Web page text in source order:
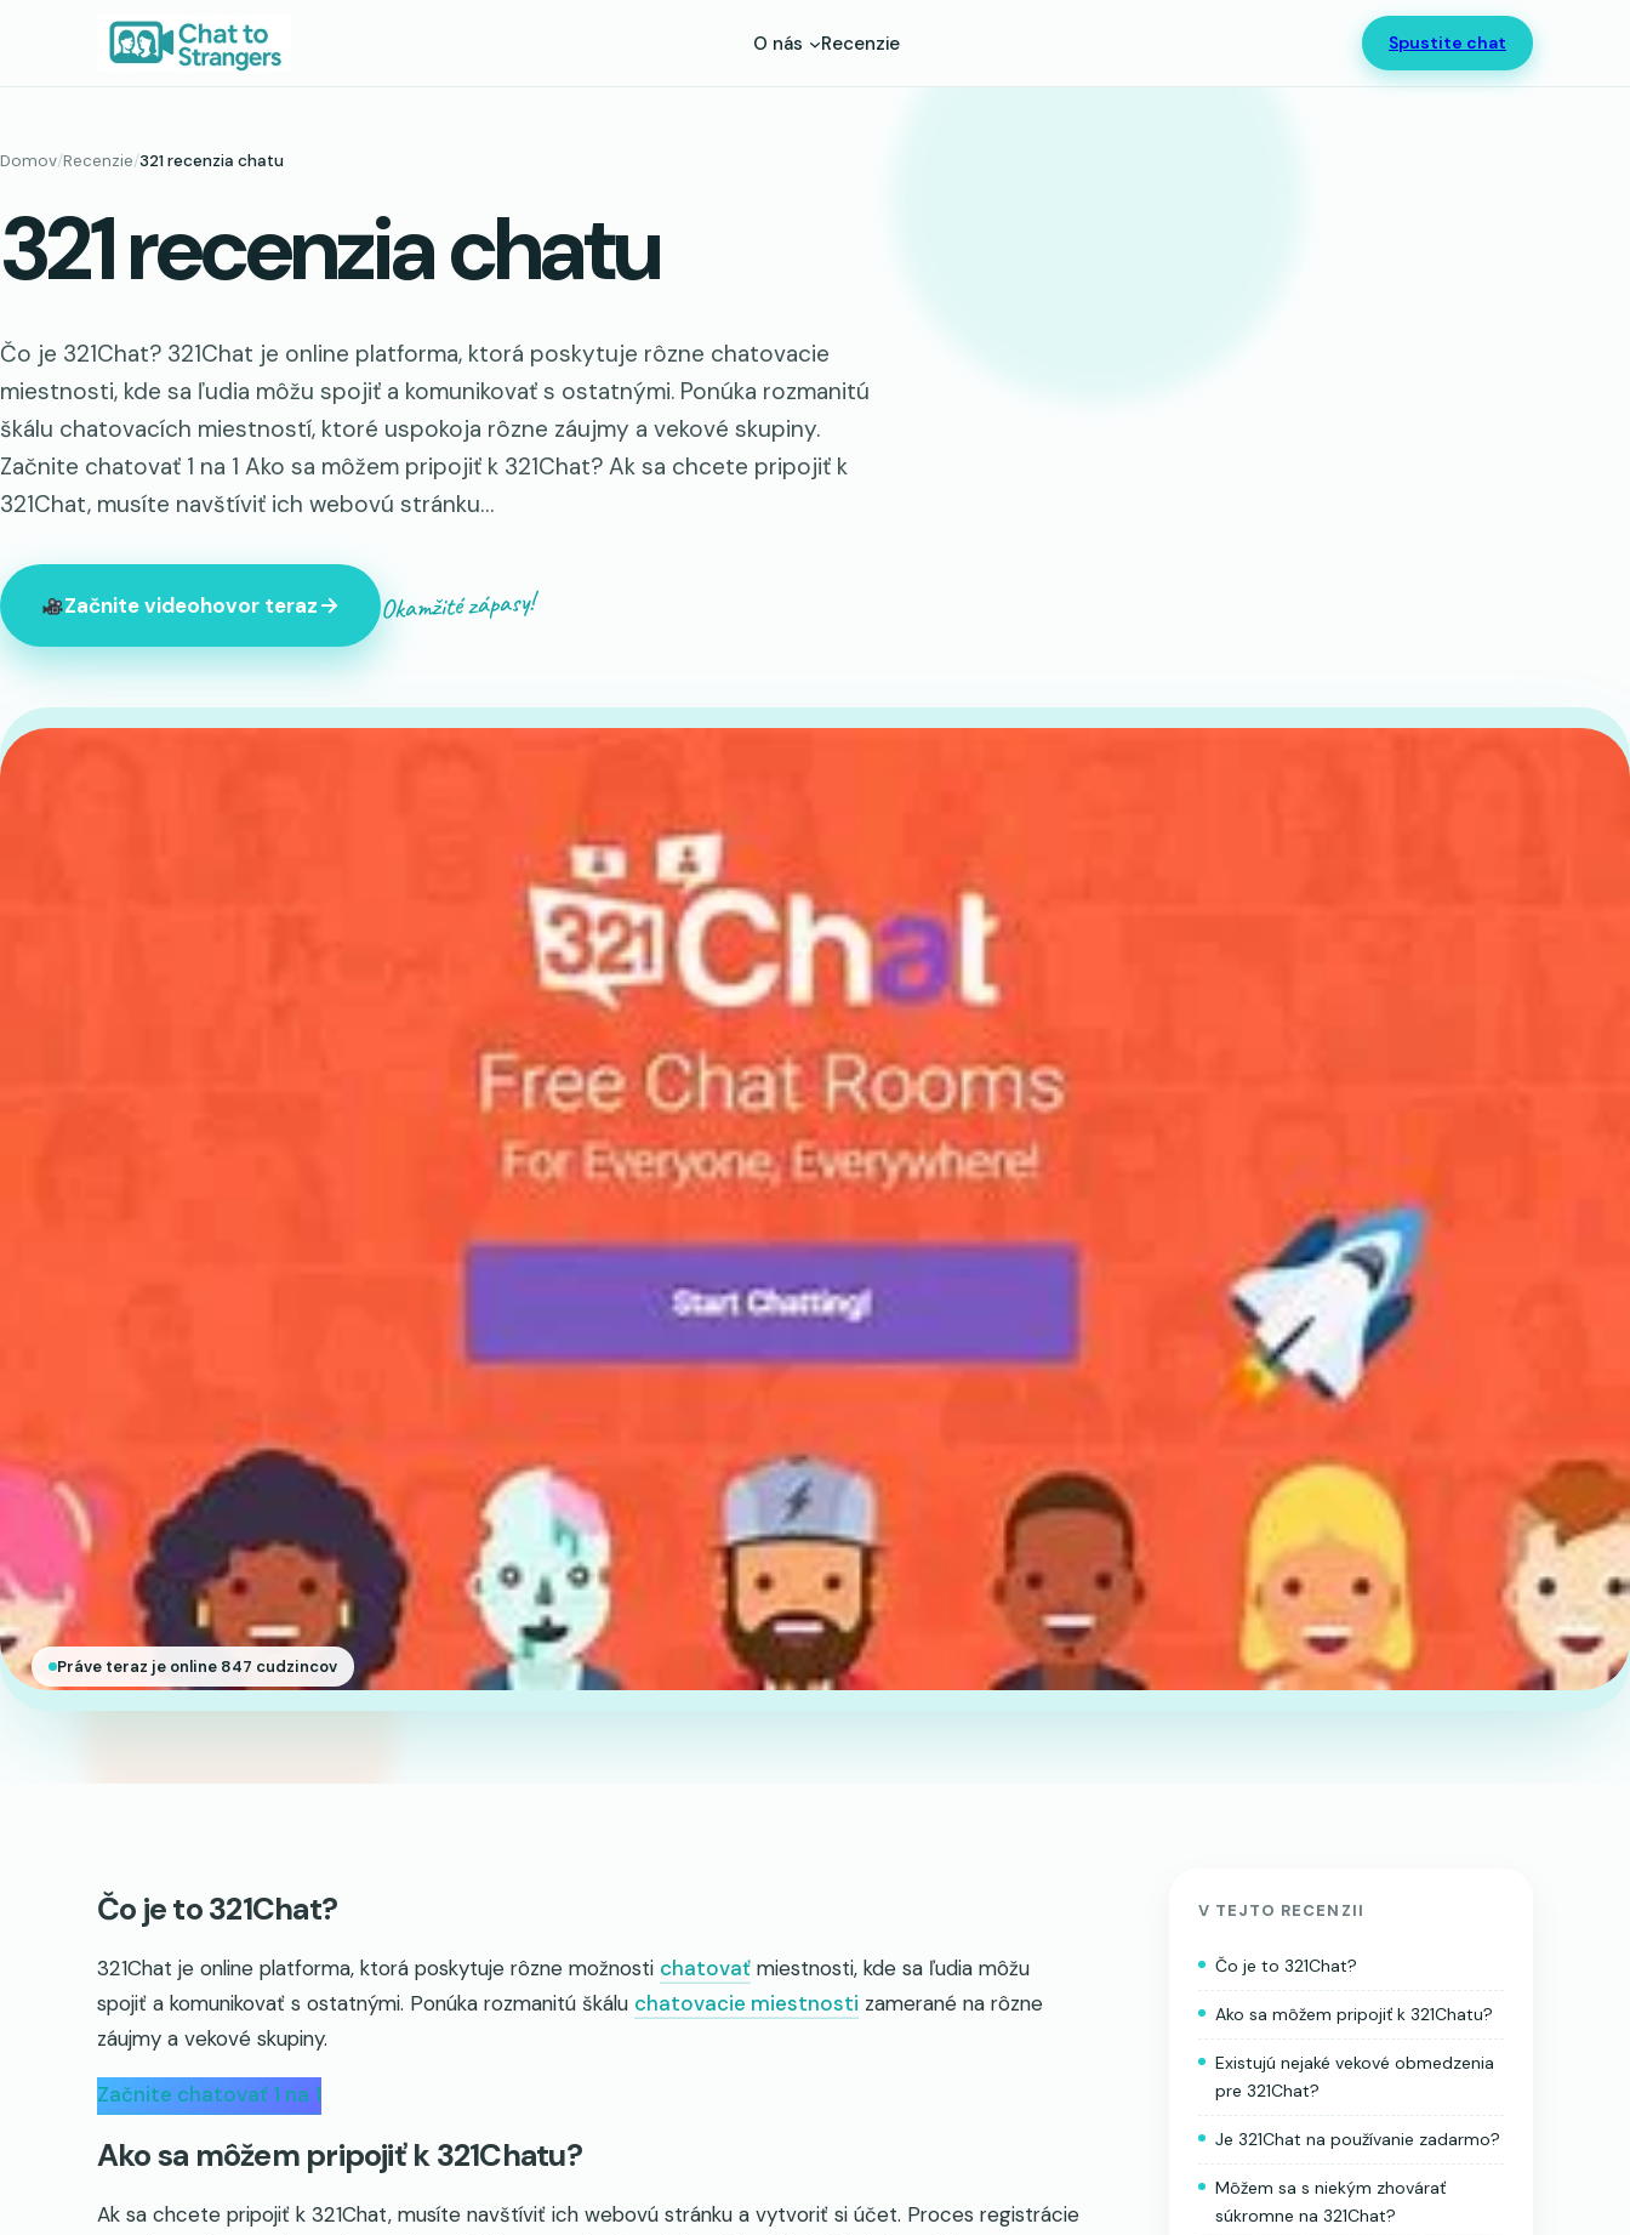
O nás Recenzie Spustite chat
Domov/Recenzie/321 recenzia chatu
321 recenzia chatu
Čo je 321Chat? 321Chat je online platforma, ktorá poskytuje rôzne chatovacie
miestnosti, kde sa ľudia môžu spojiť a komunikovať s ostatnými. Ponúka rozmanitú
škálu chatovacích miestností, ktoré uspokoja rôzne záujmy a vekové skupiny.
Začnite chatovať 1 na 1 Ako sa môžem pripojiť k 321Chat? Ak sa chcete pripojiť k
321Chat, musíte navštíviť ich webovú stránku…
Začnite videohovor teraz Okamžité zápasy!
Práve teraz je online 847 cudzincov
Čo je to 321Chat?
321Chat je online platforma, ktorá poskytuje rôzne možnosti chatovať miestnosti, kde sa ľudia môžu
spojiť a komunikovať s ostatnými. Ponúka rozmanitú škálu chatovacie miestnosti zamerané na rôzne
záujmy a vekové skupiny.
Začnite chatovať 1 na 1
Ako sa môžem pripojiť k 321Chatu?
Ak sa chcete pripojiť k 321Chat, musíte navštíviť ich webovú stránku a vytvoriť si účet. Proces registrácie
V TEJTO RECENZII
Čo je to 321Chat?
Ako sa môžem pripojiť k 321Chatu?
Existujú nejaké vekové obmedzenia
pre 321Chat?
Je 321Chat na používanie zadarmo?
Môžem sa s niekým zhovárať
súkromne na 321Chat?